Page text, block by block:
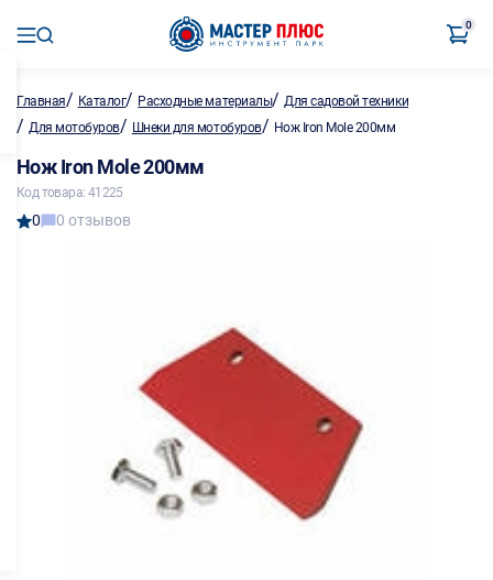
0
Главная/ Каталог/ Расходные материалы/Для садовой техники
/ Для мотобуров/ Шнеки для мотобуров/ Нож Iron Mole 200мм
Нож Iron Mole 200мм
Код товара: 41225
0 0 отзывов